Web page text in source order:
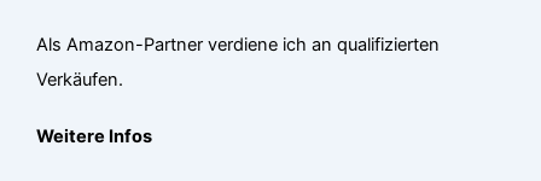
Als Amazon-Partner verdiene ich an qualifizierten
Verkäufen.
Weitere Infos